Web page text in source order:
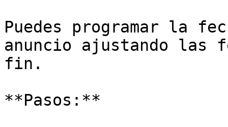
Puedes programar la
anuncio ajustando las
fin.
**Pasos:**